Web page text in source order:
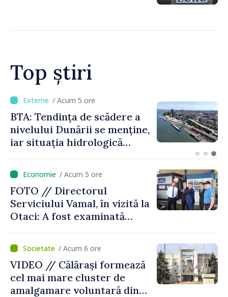
Top știri
/ Acum 3 ore
Energocom a asigurat
necesarul de energie
electrică pentru 8 august.
cetățenii să reducă
consumul în orele de vârf
/ Acum 5 ore
FOTO // Directorul
Serviciului Vamal, în vizită la
Otaci: A fost examinată
control vamal cu un scanner
performant/ Acum 6 ore
VIDEO // Călărași formează
cel mai mare cluster de
amalgamare voluntară din